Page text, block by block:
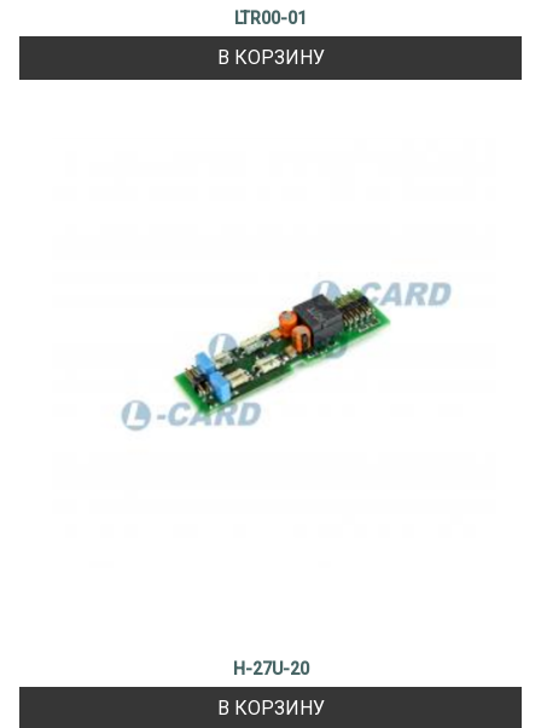
LTR00-01
В КОРЗИНУ
H-27U-20
В КОРЗИНУ